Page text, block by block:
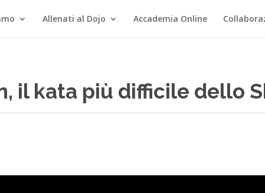
Allenati al Dojo Accademia Online
il kata più difficile dello